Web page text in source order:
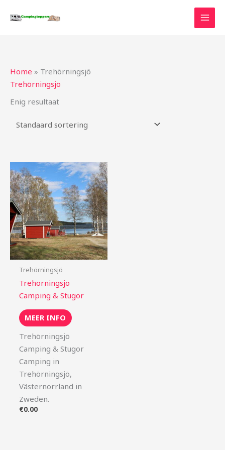
naar
Home » Trehörningsjö
Trehörningsjö
Enig resultaat
Trehörningsjö
Trehörningsjö
Camping & Stugor
MEER INFO
Trehörningsjö
Camping & Stugor
Camping in
Trehörningsjö,
Västernorrland in
Zweden.
€0.00